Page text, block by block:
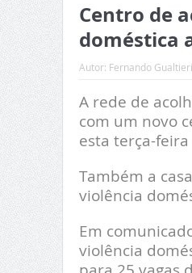
Centro de
doméstica
Autor: Fernando
A rede de
com um novo
esta terça-
Também a
violência
Em
violência